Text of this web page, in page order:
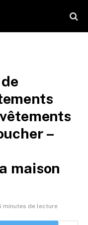
–
maison
minutes de lecture